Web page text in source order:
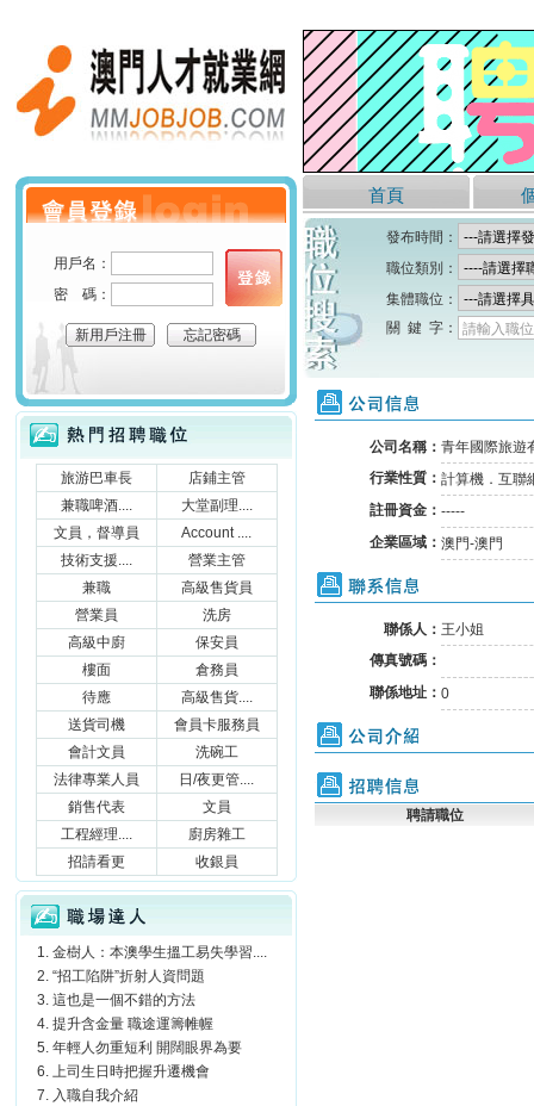
首頁
發布時間：
職位類別：
集體職位：
關 鍵 字：
請輸入職
公司信息
公司名稱： 青年國際旅遊
行業性質： 計算機．互聯
註冊資金： -----
企業區域： 澳門-澳門
聯系信息
聯係人： 王小姐
傳真號碼：
聯係地址： 0
公司介紹
招聘信息
聘請職位
個人會員登錄
用戶名：
密 碼：
新用戶注冊 忘記密碼
熱門招聘職位
旅游巴車長
店鋪主管
兼職啤酒....
大堂副理....
文員，督導員
Account ....
技術支援....
營業主管
兼職
高級售貨員
營業員
洗房
高級中廚
保安員
樓面
倉務員
待應
高級售貨....
送貨司機
會員卡服務員
會計文員
洗碗工
法律專業人員
日/夜更管....
銷售代表
文員
工程經理....
廚房雜工
招請看更
收銀員
職場達人
金樹人：本澳學生搵工易失學習....
“招工陷阱”折射人資問題
這也是一個不錯的方法
提升含金量 職途運籌帷幄
年輕人勿重短利 開闊眼界為要
上司生日時把握升遷機會
入職自我介紹